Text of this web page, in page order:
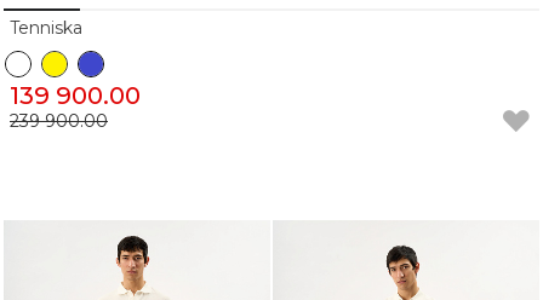
Tenniska
139 900.00
239 900.00